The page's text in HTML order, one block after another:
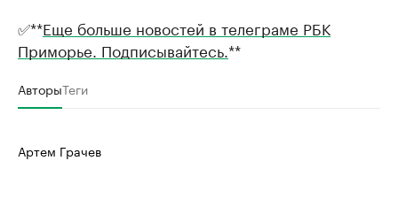
✅**Еще больше новостей в телеграме РБК
Приморье. Подписывайтесь. **
АвторыТеги
Артем Грачев